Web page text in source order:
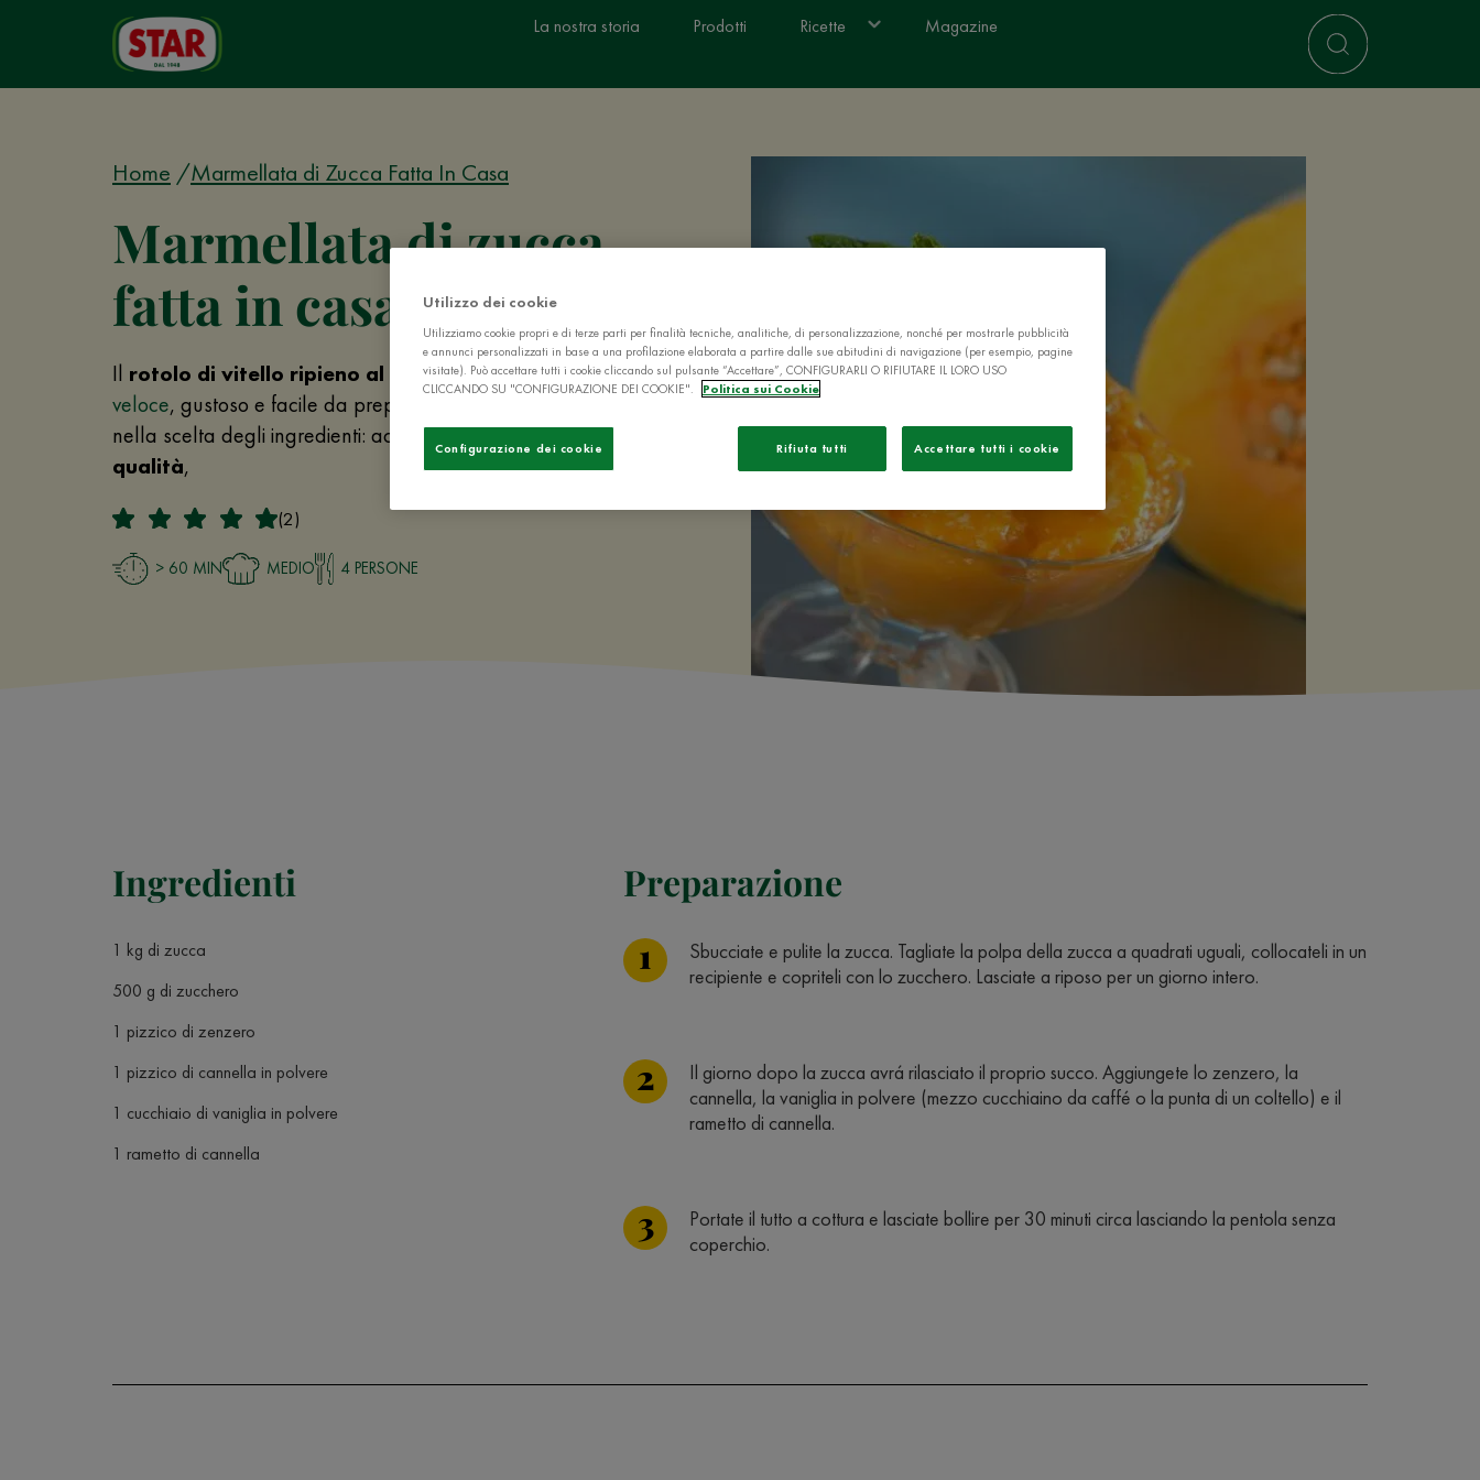
La nostra storia Prodotti Ricette Magazine
Home Marmellata di Zucca Fatta In Casa
Marmellata di zucca
fatta in casa
Il rotolo di vitello ripieno al forno, è unsecondo piatto
veloce, gustoso e facile da preparare. Il segreto sta tutto
nella scelta degli ingredienti: acquistandocarne di prima
qualità,
(2)
> 60 MIN MEDIO 4 PERSONE
Ingredienti
1 kg di zucca
500 g di zucchero
1 pizzico di zenzero
1 pizzico di cannella in polvere
1 cucchiaio di vaniglia in polvere
1 rametto di cannella
Preparazione
Sbucciate e pulite la zucca. Tagliate la polpa della zucca a quadrati uguali, collocateli in un
recipiente e copriteli con lo zucchero. Lasciate a riposo per un giorno intero.
Il giorno dopo la zucca avrá rilasciato il proprio succo. Aggiungete lo zenzero, la
cannella, la vaniglia in polvere (mezzo cucchiaino da caffé o la punta di un coltello) e il
rametto di cannella.
Portate il tutto a cottura e lasciate bollire per 30 minuti circa lasciando la pentola senza
coperchio.
Utilizzo dei cookie
Utilizziamo cookie propri e di terze parti per finalità tecniche, analitiche, di personalizzazione, nonché per mostrarle pubblicità
e annunci personalizzati in base a una profilazione elaborata a partire dalle sue abitudini di navigazione (per esempio, pagine
visitate). Può accettare tutti i cookie cliccando sul pulsante “Accettare”, CONFIGURARLI O RIFIUTARE IL LORO USO
CLICCANDO SU "CONFIGURAZIONE DEI COOKIE".
Politica sui Cookie
Rifiuta tutti Accettare tutti i cookie
Configurazione dei cookie